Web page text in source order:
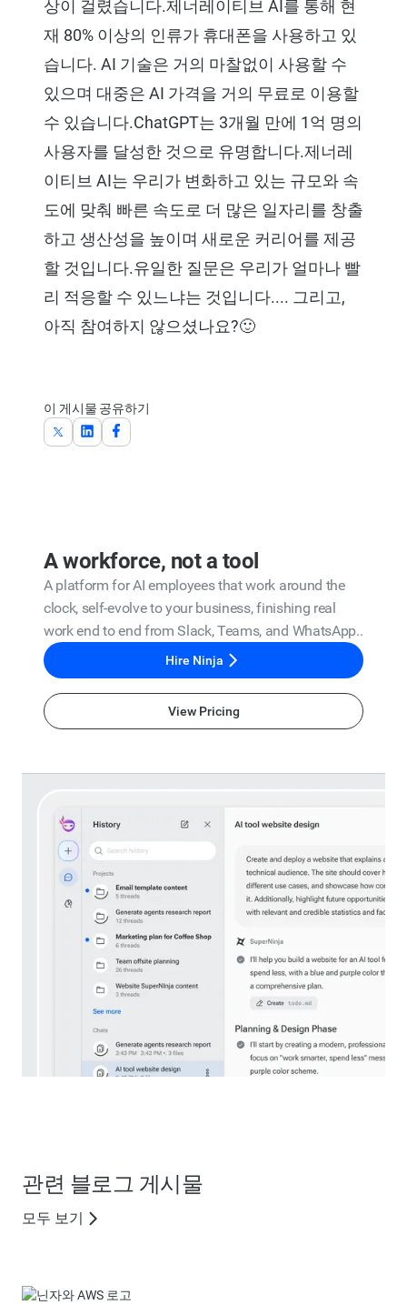
상이 걸렸습니다.제너레이티브 AI를 통해 현
재 80% 이상의 인류가 휴대폰을 사용하고 있
습니다. AI 기술은 거의 마찰없이 사용할 수
있으며 대중은 AI 가격을 거의 무료로 이용할
수 있습니다.ChatGPT는 3개월 만에 1억 명의
사용자를 달성한 것으로 유명합니다.제너레
이티브 AI는 우리가 변화하고 있는 규모와 속
도에 맞춰 빠른 속도로 더 많은 일자리를 창출
하고 생산성을 높이며 새로운 커리어를 제공
할 것입니다.유일한 질문은 우리가 얼마나 빨
리 적응할 수 있느냐는 것입니다.... 그리고,
아직 참여하지 않으셨나요?🙂
이 게시물 공유하기
A workforce, not a tool
A platform for AI employees that work around the
clock, self-evolve to your business, finishing real
work end to end from Slack, Teams, and WhatsApp..
Hire Ninja
View Pricing
관련 블로그 게시물
모두 보기